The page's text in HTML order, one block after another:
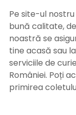
Pe site-ul
bună calitate,
noastră se
tine acasă sau
serviciile de
României. Poți
primirea